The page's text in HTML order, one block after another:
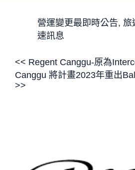
營運變更最即時公告, 旅
速訊息
<< Regent Canggu-原為
Canggu 將計畫2023年重出
>>